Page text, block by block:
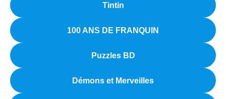
Tintin
100 ANS DE FRANQUIN
Puzzles BD
Démons et Merveilles